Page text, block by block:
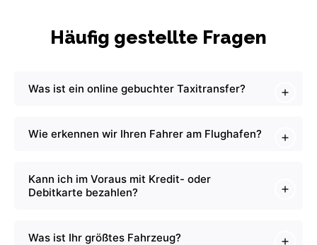
Häufig gestellte Fragen
Was ist ein online gebuchter Taxitransfer?
Wie erkennen wir Ihren Fahrer am Flughafen?
Kann ich im Voraus mit Kredit- oder
Debitkarte bezahlen?
Was ist Ihr größtes Fahrzeug?